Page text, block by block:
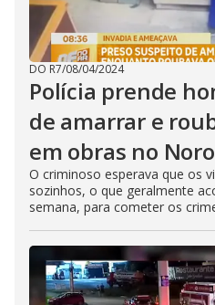
DO R7/08/04/2024
Polícia prende
de amarrar e
em obras no
O criminoso esperava que os
sozinhos, o que geralmente
semana, para cometer os